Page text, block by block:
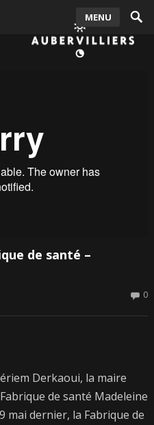
MENU
de santé –
0
Derkaoui, la maire
de santé Madeleine
mai dernier, la Fabrique de